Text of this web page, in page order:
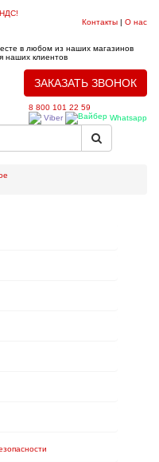
Контакты | О нас
в любом из наших магазинов
наших клиентов
ЗАКАЗАТЬ ЗВОНОК
8 800 101 22 59
Viber
Whatsapp